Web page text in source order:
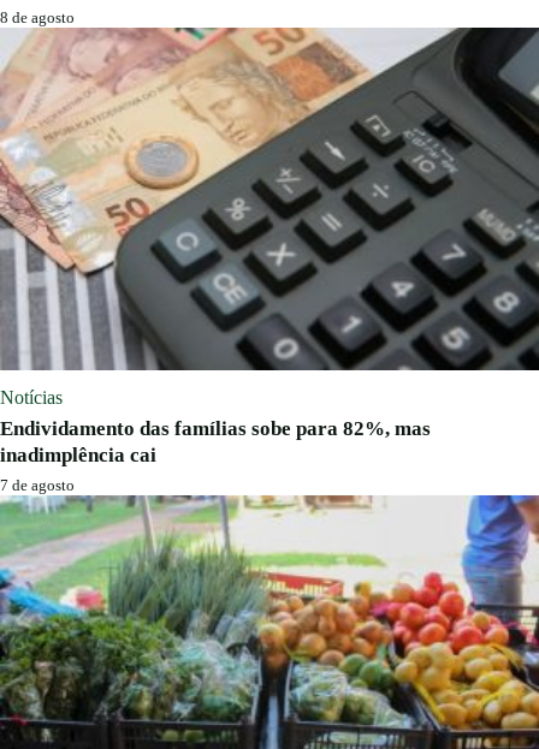
8 de agosto
Notícias
Endividamento das famílias sobe para 82%, mas
inadimplência cai
7 de agosto